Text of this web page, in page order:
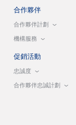
合作夥伴
合作夥伴計劃
機構服務
促銷活動
忠誠度
合作夥伴忠誠計劃